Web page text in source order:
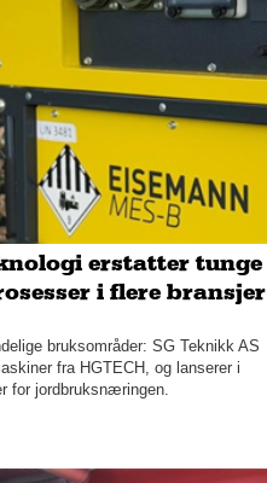
erstatter tunge
i flere bransjer
bruksområder: SG Teknikk AS
fra HGTECH, og lanserer i
for jordbruksnæringen.